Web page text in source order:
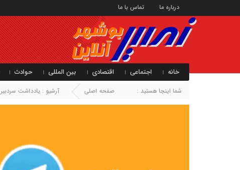
درباره ما تماس با ما
خانه اجتماعی اقتصادی بین المللی حوادث
شما اینجا هستید : صفحه اصلی آرشیو : یادداشت سردبیر